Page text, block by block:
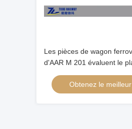
Les pièces de wagon
d'AAR M 201 évaluent le
en acier de centre de
Obtenez le